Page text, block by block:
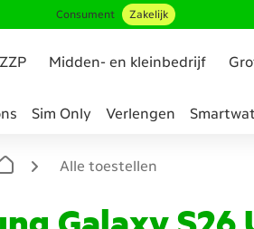
Consument Zakelijk
ZZP Midden- en kleinbedrijf
Sim Only Verlengen
Alle toestellen